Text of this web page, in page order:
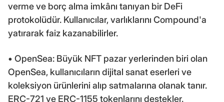
verme ve borç alma imkânı tanıyan bir DeFi
protokolüdür. Kullanıcılar, varlıklarını Compound'a
yatırarak faiz kazanabilirler.
• OpenSea: Büyük NFT pazar yerlerinden biri olan
OpenSea, kullanıcıların dijital sanat eserleri ve
koleksiyon ürünlerini alıp satmalarına olanak tanır.
ERC-721 ve ERC-1155 tokenlarını destekler.